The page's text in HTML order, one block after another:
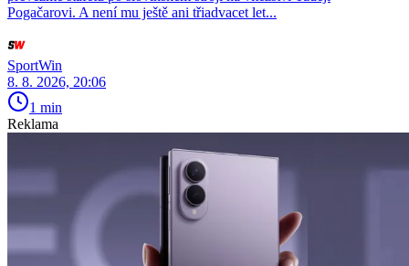
Pogačarovi. A není mu ještě ani třiadvacet let...
SportWin
8. 8. 2026, 20:06
1 min
Reklama